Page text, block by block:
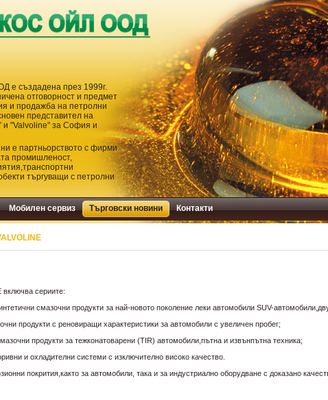
е създадена през 1999г.
отговорност и предмет
и продажба на петролни
представител на
и "Valvoline" за София и
е партньорството с фирми
промишленост,
търгуващи с петролни
Мобилен сервиз Търговски новини Контакти
включва сериите:
смазочни продукти за най-новото поколение леки автомобили SUV-
продукти с реновиращи характеристики за автомобили с увеличен пробег;
продукти за тежконатоварени (TIR) автомобили,пътна и извънпътна техника;
и охладителни системи с изключително високо качество.
покрития,както за автомобили, така и за индустриално оборудване с доказано